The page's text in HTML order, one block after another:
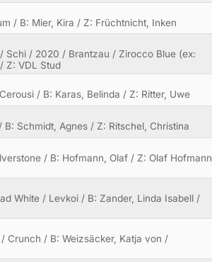
/ B: Mier, Kira / Z: Früchtnicht, Inken
Schi / 2020 / Brantzau / Zirocco Blue (ex:
Z: VDL Stud
/ B: Karas, Belinda / Z: Ritter, Uwe
Schmidt, Agnes / Z: Ritschel, Christina
/ B: Hofmann, Olaf / Z: Olaf Hofmann
White / Levkoi / B: Zander, Linda Isabell /
Crunch / B: Weizsäcker, Katja von /